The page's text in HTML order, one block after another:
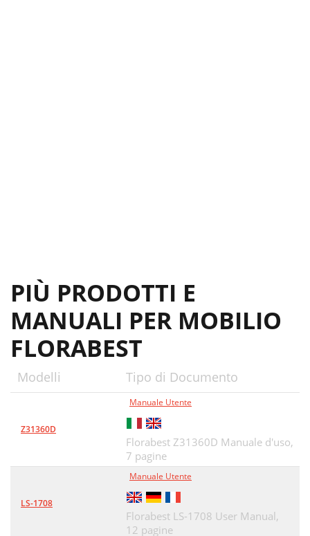
PIÙ PRODOTTI E
MANUALI PER MOBILIO
FLORABEST
Modelli Tipo di Documento
Z31360D
Manuale Utente
Florabest Z31360D Manuale d'uso,
7 pagine
LS-1708
Manuale Utente
Florabest LS-1708 User Manual,
12 pagine